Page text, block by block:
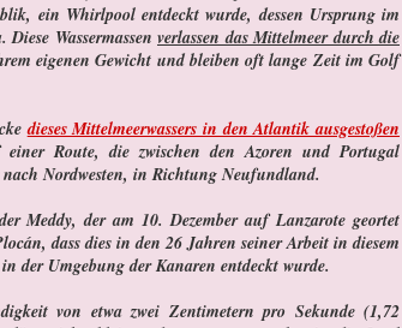
ein Whirlpool entdeckt wurde, dessen Ursprung im
Wassermassen verlassen das Mittelmeer durch die
eigenen Gewicht und bleiben oft lange Zeit im Golf
dieses Mittelmeerwassers in den Atlantik ausgestoßen
Route, die zwischen den Azoren und Portugal
Nordwesten, in Richtung Neufundland.
Meddy, der am 10. Dezember auf Lanzarote geortet
dass dies in den 26 Jahren seiner Arbeit in diesem
der Umgebung der Kanaren entdeckt wurde.
von etwa zwei Zentimetern pro Sekunde (1,72